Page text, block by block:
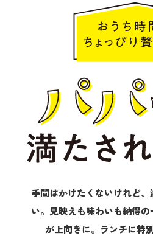
【お中元 時短グ
手間はかけたくないけれど
い。見映えも味わいも納得
が上向きに。ランチに特